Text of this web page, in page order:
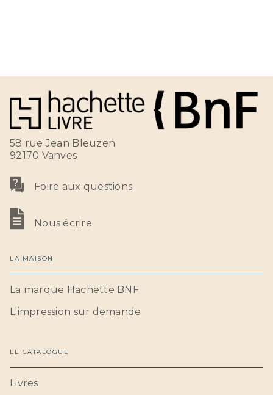
58 rue Jean Bleuzen
92170 Vanves
Foire aux questions
Nous écrire
LA MAISON
La marque Hachette BNF
L'impression sur demande
LE CATALOGUE
Livres